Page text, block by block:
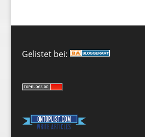
Gelistet bei: